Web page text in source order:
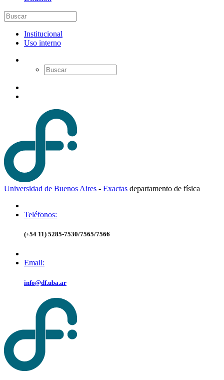
Institucional
Uso interno
Universidad de Buenos Aires - Exactas departamento de física
Teléfonos:
(+54 11) 5285-7530/7565/7566
Email:
info@df.uba.ar